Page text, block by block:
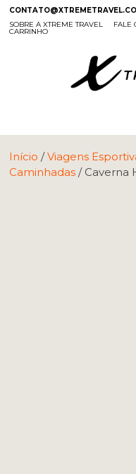
SOBRE A XTREME TRAVEL
FALE
CARRINHO
Início /Viagens
Caminhadas / Caverna